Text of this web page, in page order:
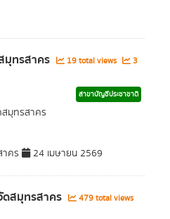
ทรสาคร 19 total views
3
สาขาบัญชีประชาชาติ
มุทรสาคร
คร 24 เมษายน 2569
ดสมุทรสาคร
479 total views